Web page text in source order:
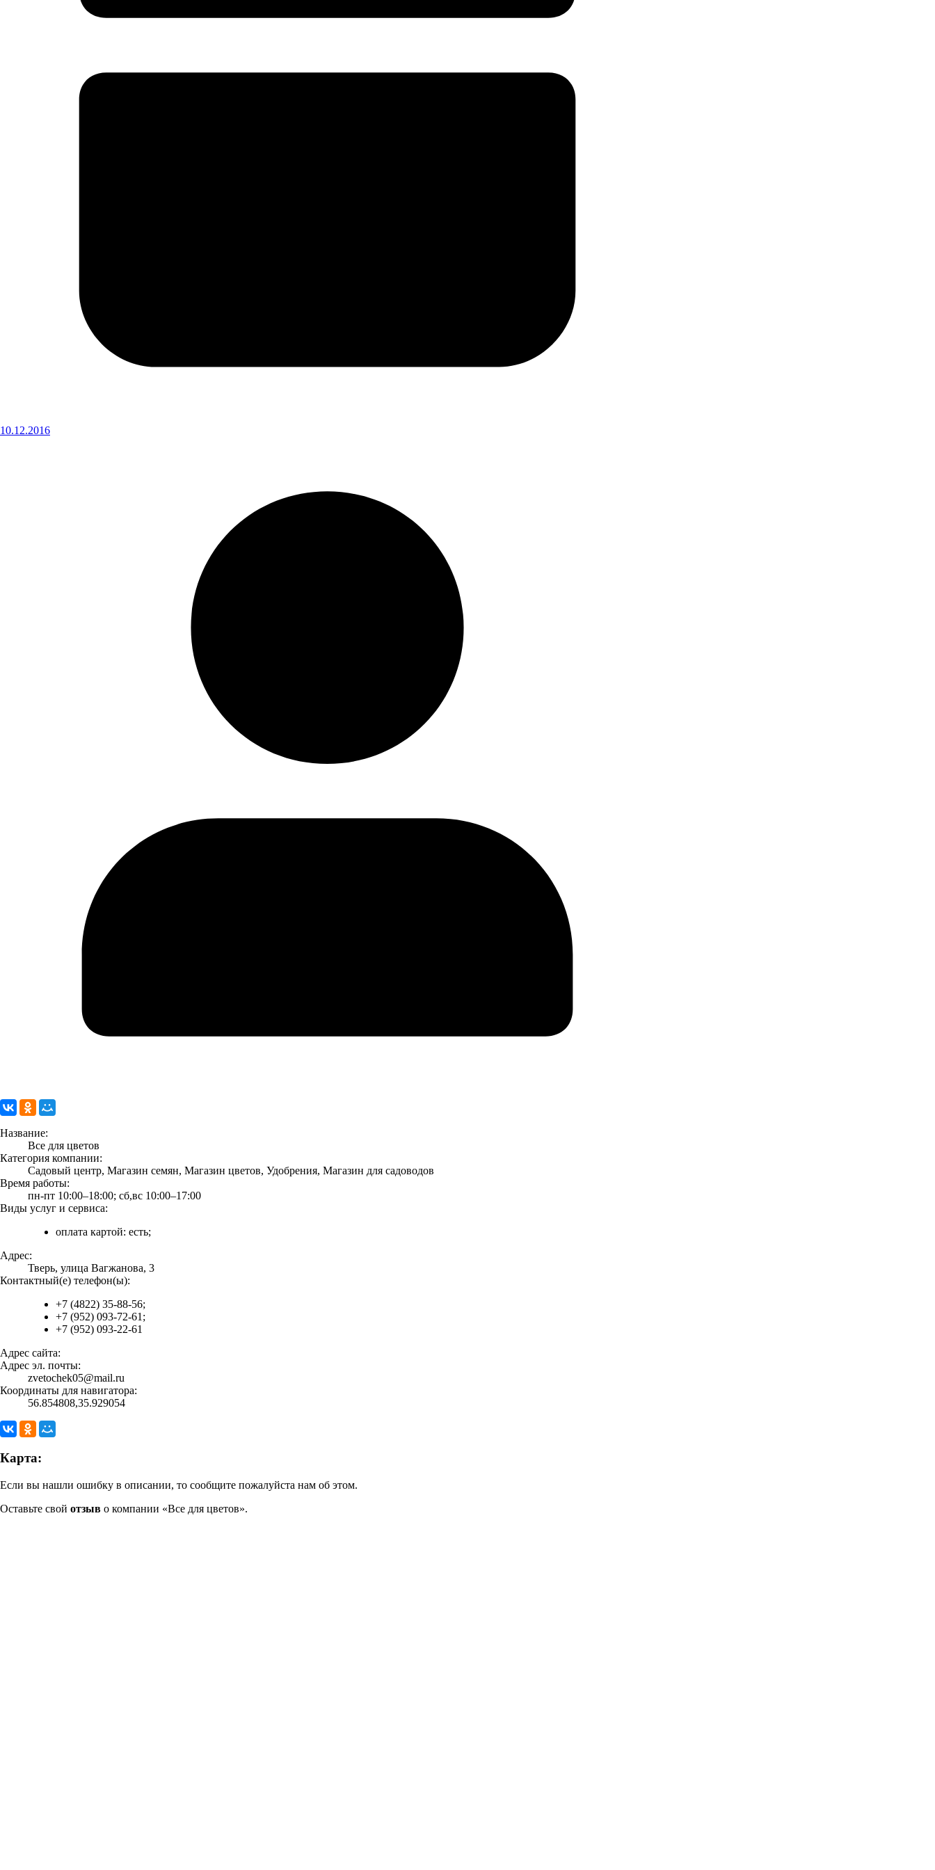
10.12.2016
Название:
Все для цветов
Категория компании:
Садовый центр, Магазин семян, Магазин цветов, Удобрения, Магазин для садоводов
Время работы:
пн-пт 10:00–18:00; сб,вс 10:00–17:00
Виды услуг и сервиса:
оплата картой: есть;
Адрес:
Тверь, улица Вагжанова, 3
Контактный(е) телефон(ы):
+7 (4822) 35-88-56;
+7 (952) 093-72-61;
+7 (952) 093-22-61
Адрес сайта:
Адрес эл. почты:
zvetochek05@mail.ru
Координаты для навигатора:
56.854808,35.929054
Карта:
Если вы нашли ошибку в описании, то сообщите пожалуйста нам об этом.
Оставьте свой отзыв о компании «Все для цветов».